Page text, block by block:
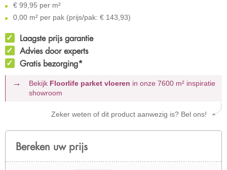
€ 99,95 per m²
0,00 m² per pak (prijs/pak: € 143,93)
Laagste prijs garantie
Advies door experts
Gratis bezorging*
Bekijk Floorlife parket vloeren in onze 7600 m² inspiratie
showroom
Zeker weten of dit product aanwezig is? Bel ons!
Bereken uw prijs